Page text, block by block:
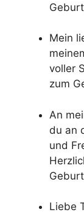
Mein
voller
zum
An
du an
und
Liebe